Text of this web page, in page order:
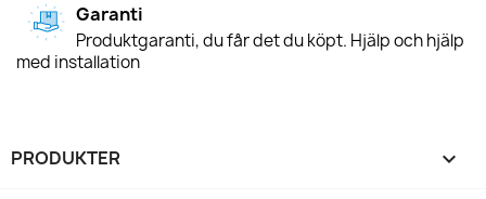
Garanti
Produktgaranti, du får det du köpt. Hjälp och hjälp
med installation
PRODUKTER 